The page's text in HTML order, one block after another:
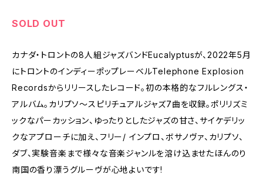
SOLD OUT
カナダ・トロントの8人組ジャズバンドEucalyptusが、2022年5月
にトロントのインディーポップレーベルTelephone Explosion
Recordsからリリースしたレコード。初の本格的なフルレングス・
アルバム。カリプソ〜スピリチュアルジャズ7曲を収録。ポリリズミ
ックなパーカッション、ゆったりとしたジャズの甘さ、サイケデリッ
クなアプローチに加え、フリー/ インプロ、ボサノヴァ、カリプソ、
ダブ、実験音楽まで様々な音楽ジャンルを溶け込ませたほんのり
南国の香り漂うグルーヴが心地よいです!